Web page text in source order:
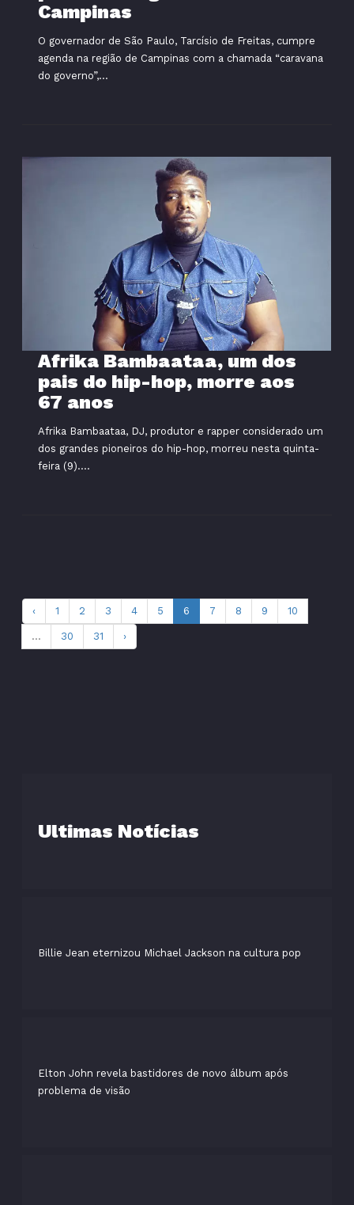
Campinas
O governador de São Paulo, Tarcísio de Freitas, cumpre
agenda na região de Campinas com a chamada “caravana
do governo”,...
Afrika Bambaataa, um dos
pais do hip-hop, morre aos
67 anos
Afrika Bambaataa, DJ, produtor e rapper considerado um
dos grandes pioneiros do hip-hop, morreu nesta quinta-
feira (9)....
‹ 1 2 3 4 5 6 7 8 9 10
... 30 31 ›
Ultimas Notícias
Billie Jean eternizou Michael Jackson na cultura pop
Elton John revela bastidores de novo álbum após
problema de visão